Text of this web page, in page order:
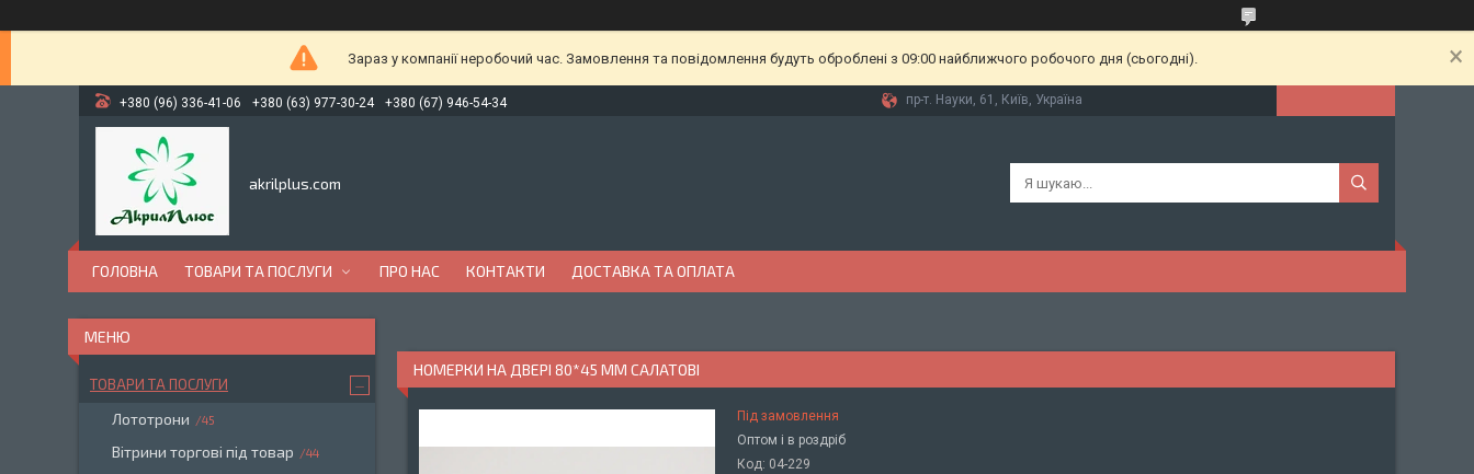
Зараз у компанії неробочий час. Замовлення та повідомлення будуть оброблені з 09:00 найближчого робочого дня (сьогодні).
+380 (96) 336-41-06 +380 (63) 977-30-24 +380 (67) 946-54-34 пр-т. Науки, 61, Київ, Україна
akrilplus.com
ГОЛОВНА ТОВАРИ ТА ПОСЛУГИ ПРО НАС КОНТАКТИ ДОСТАВКА ТА ОПЛАТА
НОМЕРКИ НА ДВЕРІ 80*45 ММ САЛАТОВІ
Під замовлення
Оптом і в роздріб
Код: 04-229
ТОВАРИ ТА ПОСЛУГИ
Лототрони 45
Вітрини торгові під товар 44